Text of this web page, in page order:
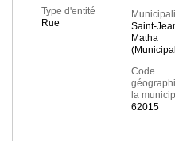
Type d'entité
Rue
Saint-
Matha
Code
la
62015